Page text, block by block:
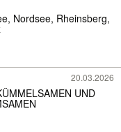
Rheinsberg,
20.03.2026
UND